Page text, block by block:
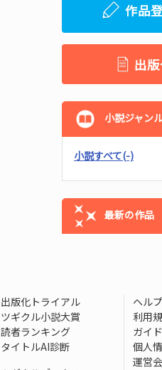
作品
出
小説ジャン
小説すべて(-)
最新の作品
出版化トライアル
ツギクル小説大賞
読者ランキング
タイトルAI診断
ヘルプ
利用
ガイ
個人
運営